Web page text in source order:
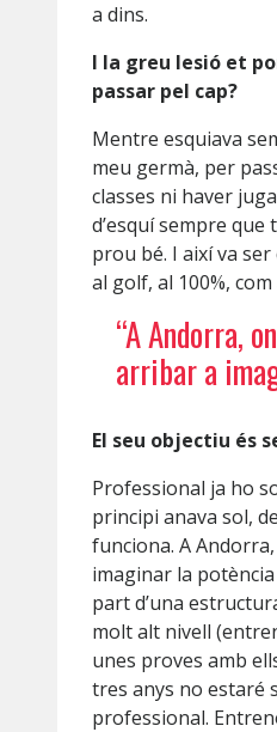
a dins.
I la greu lesió et
passar pel cap?
Mentre esquiava
meu germà, per
classes ni haver
d’esquí sempre
prou bé. I així va
al golf, al 100%, com
“A Andorra,
arribar a
El seu objectiu és
Professional ja ho
principi anava sol,
funciona. A
imaginar la
part d’una
molt alt nivell
unes proves amb
tres anys no estaré
professional.